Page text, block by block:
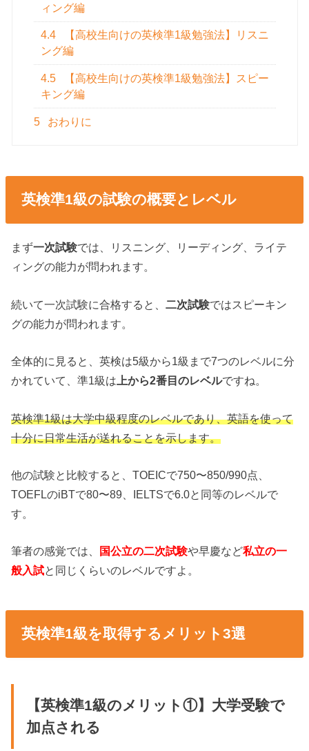
ィング編
4.4
【高校生向けの英検準1級勉強法】リスニ
ング編
4.5
【高校生向けの英検準1級勉強法】スピー
キング編
5 おわりに
英検準1級の試験の概要とレベル
まず一次試験では、リスニング、リーディング、ライテ
ィングの能力が問われます。
続いて一次試験に合格すると、二次試験ではスピーキン
グの能力が問われます。
全体的に見ると、英検は5級から1級まで7つのレベルに分
かれていて、準1級は 上から2番目のレベルですね。
英検準1級は大学中級程度のレベルであり、英語を使って
十分に日常生活が送れることを示します。
他の試験と比較すると、TOEICで750〜850/990点、
TOEFLのiBTで80〜89、IELTSで6.0と同等のレベルで
す。
筆者の感覚では、 国公立の二次試験や早慶など私立の一
般入試と同じくらいのレベルですよ。
英検準1級を取得するメリット3選
【英検準1級のメリット①】大学受験で
加点される